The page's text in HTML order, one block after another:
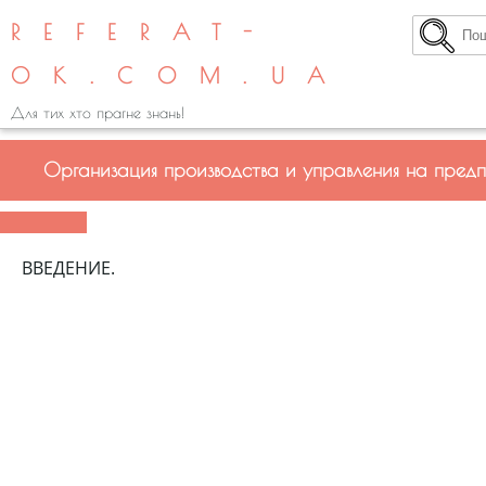
REFERAT-
OK.COM.UA
Для тих хто прагне знань!
Организация производства и управления на
ВВЕДЕНИЕ.